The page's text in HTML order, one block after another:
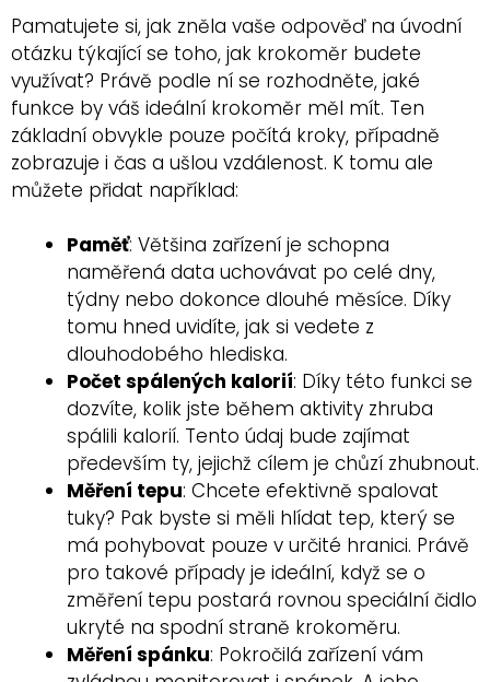
Pamatujete si, jak zněla vaše odpověď na úvodní
otázku týkající se toho, jak krokoměr budete
využívat? Právě podle ní se rozhodněte, jaké
funkce by váš ideální krokoměr měl mít. Ten
základní obvykle pouze počítá kroky, případně
zobrazuje i čas a ušlou vzdálenost. K tomu ale
můžete přidat například:
Paměť: Většina zařízení je schopna
naměřená data uchovávat po celé dny,
týdny nebo dokonce dlouhé měsíce. Díky
tomu hned uvidíte, jak si vedete z
dlouhodobého hlediska.
Počet spálených kalorií: Díky této funkci se
dozvíte, kolik jste během aktivity zhruba
spálili kalorií. Tento údaj bude zajímat
především ty, jejichž cílem je chůzí zhubnout.
Měření tepu: Chcete efektivně spalovat
tuky? Pak byste si měli hlídat tep, který se
má pohybovat pouze v určité hranici. Právě
pro takové případy je ideální, když se o
změření tepu postará rovnou speciální čidlo
ukryté na spodní straně krokoměru.
Měření spánku: Pokročilá zařízení vám